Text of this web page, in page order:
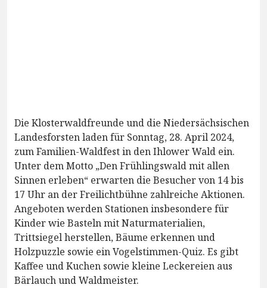
Die Klosterwaldfreunde und die Niedersächsischen
Landesforsten laden für Sonntag, 28. April 2024,
zum Familien-Waldfest in den Ihlower Wald ein.
Unter dem Motto „Den Frühlingswald mit allen
Sinnen erleben“ erwarten die Besucher von 14 bis
17 Uhr an der Freilichtbühne zahlreiche Aktionen.
Angeboten werden Stationen insbesondere für
Kinder wie Basteln mit Naturmaterialien,
Trittsiegel herstellen, Bäume erkennen und
Holzpuzzle sowie ein Vogelstimmen-Quiz. Es gibt
Kaffee und Kuchen sowie kleine Leckereien aus
Bärlauch und Waldmeister.